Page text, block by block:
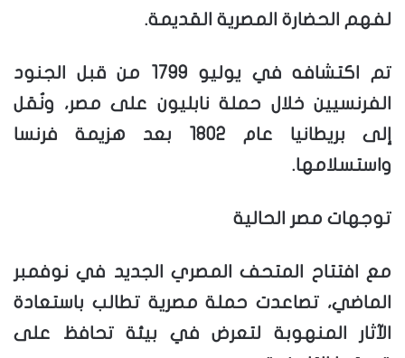
لفهم الحضارة المصرية القديمة.
تم اكتشافه في يوليو 1799 من قبل الجنود
الفرنسيين خلال حملة نابليون على مصر، ونُقل
إلى بريطانيا عام 1802 بعد هزيمة فرنسا
واستسلامها.
توجهات مصر الحالية
مع افتتاح المتحف المصري الجديد في نوفمبر
الماضي، تصاعدت حملة مصرية تطالب باستعادة
الآثار المنهوبة لتعرض في بيئة تحافظ على